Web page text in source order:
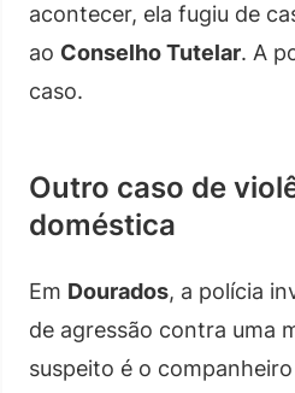
acontecer, ela fugiu de
ao Conselho Tutelar. A
caso.
Outro caso de
doméstica
Em Dourados, a polícia
de agressão contra uma
suspeito é o